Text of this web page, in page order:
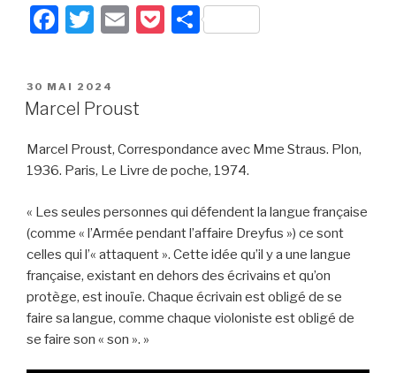
F
c
e
o
k
T
tt
er
E
P P
PUBLIÉ
LE
30 MAI 2024
Marcel Proust
Marcel Proust, Correspondance avec Mme Straus. Plon,
1936. Paris, Le Livre de poche, 1974.
« Les seules personnes qui défendent la langue française
(comme « l’Armée pendant l’affaire Dreyfus ») ce sont
celles qui l’« attaquent ». Cette idée qu’il y a une langue
française, existant en dehors des écrivains et qu’on
protège, est inouïe. Chaque écrivain est obligé de se
faire sa langue, comme chaque violoniste est obligé de
se faire son « son ». »